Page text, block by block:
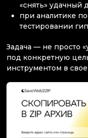
«снять» удачный
при аналитике
тестировании
Задача — не просто
под конкретную
инструментом в